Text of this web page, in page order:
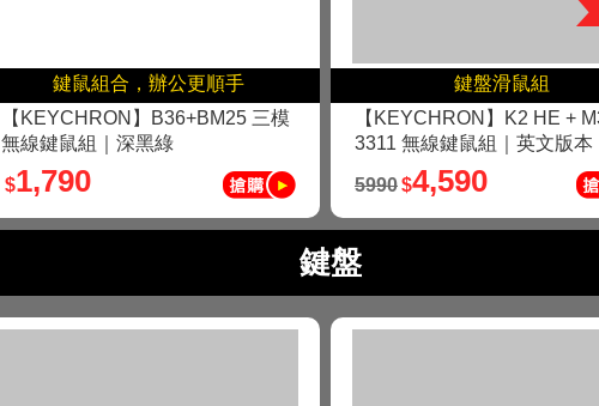
鍵鼠組合，辦公更順手
【KEYCHRON】B36+BM25 三模
無線鍵鼠組｜深黑綠
$1,790
鍵盤滑鼠組
【KEYCHRON】K2 HE +
3311 無線鍵鼠組｜英文版本
5990$4,590
鍵盤